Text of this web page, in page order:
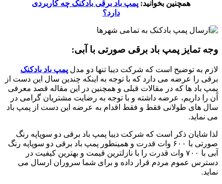
همچنین بخوانید: پمپ باد برقی بادکنک چه کاربردی
دارد؟
وجه تمایز پمپ باد برقی صورتی با آبی:
لازم به توضیح است که شرکت دیبا تنها دو مدل پمپ باد بادکنک
برقی را عرضه می دارد که با توجه به اینکه چندین سال این دست از
پمپ باد ها که در مقالات قبلی و همچنین در این مقاله قصد معرفی
آن را داریم، عرضه داشته و با توجه به رضایت مشتریان گرامی در
سال های طولانی فقط و فقط اقدام به عرضه این دست از پمپ باد
می نماید.
لذا شایان ذکر است که شرکت دیبا پمپ باد برقی دو سوپاپه رنگ
صورتی با ۶۰۰ وات قدرت و همینطور پمپ باد برقی دو سوپاپه رنگ
آبی با ۷۰۰ وات قدرت را با نازلترین قیمت و بهترین کیفیت در
دسترس عموم مردم قرار داده و برای شما سروران ارسال می
نماید.